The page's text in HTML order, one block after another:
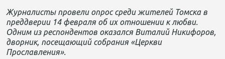
Журналисты провели опрос среди жителей Томска в
преддверии 14 февраля об их отношении к любви.
Одним из респондентов оказался Виталий Никифоров,
дворник, посещающий собрания «Церкви
Прославления».